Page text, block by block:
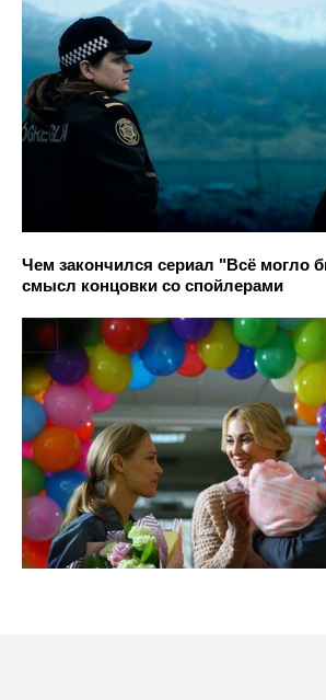
Чем закончился сериал "Всё могло
смысл концовки со спойлерами